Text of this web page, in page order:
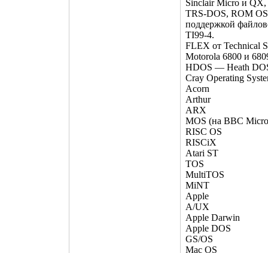
Sinclair Micro и
TRS-DOS, ROM
поддержкой
TI99-4.
FLEX от Technical
Motorola 6800 и
HDOS — Heath
Cray Operating
Acorn
Arthur
ARX
MOS (на BBC
RISC OS
RISCiX
Atari ST
TOS
MultiTOS
MiNT
Apple
A/UX
Apple Darwin
Apple DOS
GS/OS
Mac OS